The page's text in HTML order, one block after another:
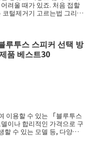
려울 때가 있죠. 처음 접할
털제거기 고르는법 그리고
루투스 스피커 선택 방
품 베스트30
이용할 수 있는 「블루투스
이나 합리적인 가격으로 구
할 수 있는 모델 등, 다양한